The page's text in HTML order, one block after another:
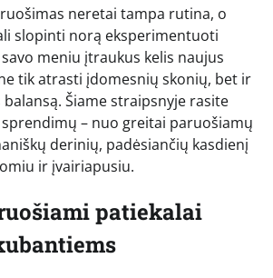
neretai tampa rutina, o
slopinti norą eksperimentuoti
meniu įtraukus kelis naujus
tik atrasti įdomesnių skonių, bet ir
Šiame straipsnyje rasite
– nuo greitai paruošiamų
derinių, padėsiančių kasdienį
ir įvairiapusiu.
patiekalai